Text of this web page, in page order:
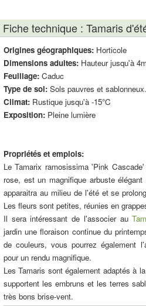
Fiche technique : Tamaris
Origines géographiques: Horticole
Dimensions adultes: Hauteur jusqu'à
Feuillage: Caduc
Type de sol: Sols pauvres et sablonneux.
Climat: Rustique jusqu'à -15°C
Exposition: Pleine lumière
Propriétés et emplois:
Le Tamarix ramosissima 'Pink
rose, est un magnifique arbuste
apparaitra au milieu de l'été et se
Les fleurs sont petites, réunies en
Il sera intéressant de l'associer au
jardin une floraison continue du
de couleurs, vous pourrez également
pour un rendu magnifique.
Les Tamaris sont également adaptés à
supportent les embruns et les terres
très bons brise-vent.